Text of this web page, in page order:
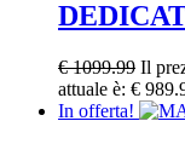
€1099.99 Il
attuale è: €
In offerta!